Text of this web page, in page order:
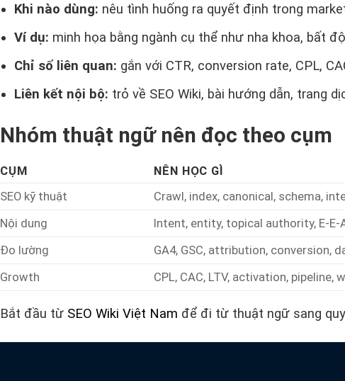
Khi nào dùng: nêu tình huống ra quyết định trong
Ví dụ: minh họa bằng ngành cụ thể như nha khoa, bất
Chỉ số liên quan: gắn với CTR, conversion rate, CPL,
Liên kết nội bộ: trỏ về SEO Wiki, bài hướng dẫn, trang
Nhóm thuật ngữ nên đọc theo cụm
CỤM NÊN HỌC GÌ
SEO kỹ thuật
Crawl, index, canonical, schema,
Nội dung
Intent, entity, topical authority, E-E-
Đo lường
GA4, GSC, attribution, conversion,
Growth
CPL, CAC, LTV, activation, pipeline,
Bắt đầu từ SEO Wiki Việt Nam để đi từ thuật ngữ sang